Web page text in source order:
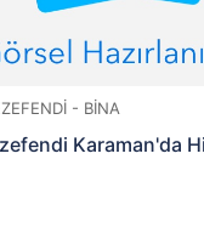
- BINA
Karaman'da